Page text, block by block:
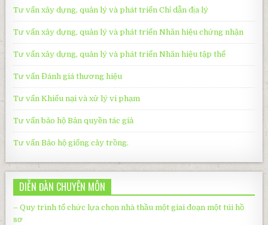
Tư vấn xây dựng, quản lý và phát triển Chỉ dẫn địa lý
Tư vấn xây dựng, quản lý và phát triển Nhãn hiệu chứng nhận
Tư vấn xây dựng, quản lý và phát triển Nhãn hiệu tập thể
Tư vấn Đánh giá thương hiệu
Tư vấn Khiếu nại và xử lý vi phạm
Tư vấn bảo hộ Bản quyền tác giả
Tư vấn Bảo hộ giống cây trồng.
DIỄN ĐÀN CHUYÊN MÔN
– Quy trình tổ chức lựa chọn nhà thầu một giai đoạn một túi hồ
sơ